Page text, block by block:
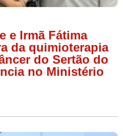
e Irmã Fátima
da quimioterapia
do Sertão do
no Ministério